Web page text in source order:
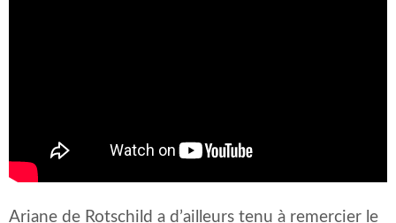
Ariane de Rotschild a d’ailleurs tenu à remercier le